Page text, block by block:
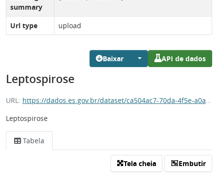
Baixar API de dados
Leptospirose
URL: https://dados.es.gov.br/dataset/ca504ac7-70da-4f5e-a0ab-3bd625656790/resource/77da12be-cfb1-45e2-8344-cda6ef4c4b95/download/leptospirose.csv
Leptospirose
Tabela
Tela cheia Embutir
summary
Url type upload